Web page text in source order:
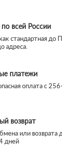
всей России
стандартная до
адреса.
платежи
оплата с
возврат
или возврата
дней